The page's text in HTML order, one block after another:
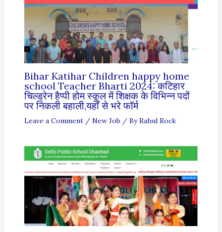
Bihar Katihar Children happy home
school Teacher Bharti 2024: कटिहार
चिल्ड्रेन हैप्पी होम स्कूल में शिक्षक के विभिन्न पदों
पर निकली बहाली,यहाँ से भरे फॉर्म
Leave a Comment / New Job / ByRahul Rock